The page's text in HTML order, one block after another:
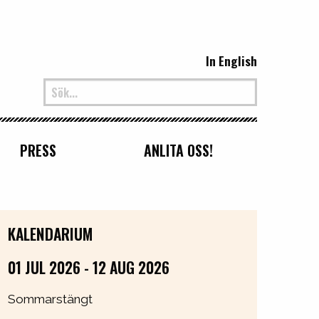
In English
PRESS ANLITA OSS!
KALENDARIUM
01 JUL 2026 - 12 AUG 2026
Sommarstängt